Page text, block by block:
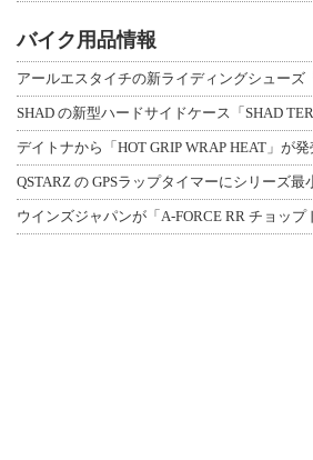
バイク用品情報
SHAD の新型ハードサイドケース「SHAD
デイトナから「HOT GRIP WRAP HEAT」が
QSTARZ の GPSラップタイマーにシリーズ最
ウインズジャパンが「A-FORCE RR チョップ